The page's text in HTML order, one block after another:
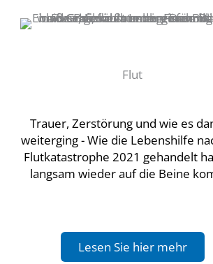
Flut
Trauer, Zerstörung und wie es
weiterging - Wie die Lebenshilfe
Flutkatastrophe 2021 gehandelt
langsam wieder auf die Beine
Lesen Sie hier mehr